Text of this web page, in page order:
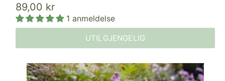
89,00 kr
1 anmeldelse
UTILGJENGELIG